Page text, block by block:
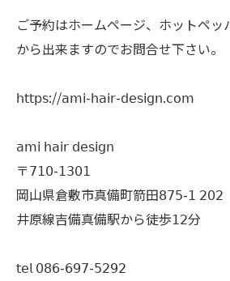
ご予約はホームページ、ホットペ
から出来ますのでお問合せ下さい。
𝗁𝗍𝗍𝗉𝗌://𝖺𝗆𝗂-𝗁𝖺𝗂𝗋-𝖽𝖾𝗌𝗂𝗀𝗇.𝖼𝗈𝗆
𝖺𝗆𝗂 𝗁𝖺𝗂𝗋 𝖽𝖾𝗌𝗂𝗀𝗇
〒𝟩𝟣𝟢-𝟣𝟥𝟢𝟣
岡山県倉敷市真備町箭田𝟪𝟩𝟧-𝟣 𝟤𝟢𝟤
井原線吉備真備駅から徒歩𝟣𝟤分
𝗍𝖾𝗅 𝟢𝟪𝟨-𝟨𝟫𝟩-𝟧𝟤𝟫𝟤